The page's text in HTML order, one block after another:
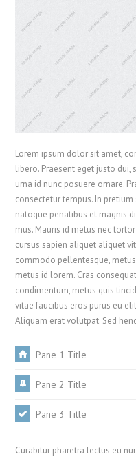
Lorem ipsum dolor sit amet,
libero. Praesent eget justo dui,
urna id nunc posuere ornare.
consectetur tempus. In
natoque penatibus et magnis
mus. Mauris id metus nec
cursus sapien aliquet aliquet
commodo pellentesque,
metus id lorem. Cras
condimentum, metus quis
vitae faucibus eros purus eu
Aliquam erat volutpat. Sed
Pane 1 Title
Pane 2 Title
Pane 3 Title
Curabitur pharetra lectus eu